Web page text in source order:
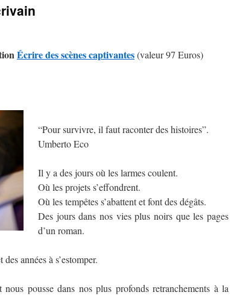
Écrire des scènes captivantes(valeur 97 Euros)
“Pour survivre, il faut raconter des histoires”.
Umberto Eco
Il y a des jours où les larmes coulent.
Où les projets s’effondrent.
Où les tempêtes s’abattent et font des dégâts.
Des jours dans nos vies plus noirs que les pages
d’un roman.
années à s’estomper.
pousse dans nos plus profonds retranchements à la